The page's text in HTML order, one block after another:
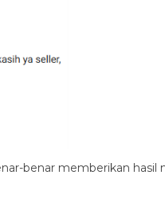
benar memberikan hasil